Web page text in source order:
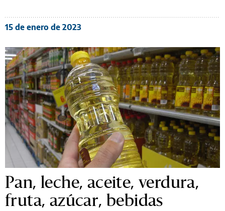
15 de enero de 2023
Pan, leche, aceite, verdura,
fruta, azúcar, bebidas